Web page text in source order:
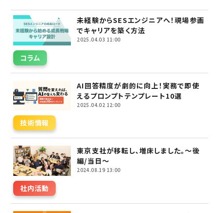
未経験からSESエンジニアへ！現場参画
でキャリアを築く方法
2025.04.03 11:00
コラム
AI回答精度が劇的に向上！実務で即使
えるプロンプトテンプレート10選
2025.04.02 12:00
技術情報
東京支社が移転し、増床しました。～後
編/当日～
2024.08.19 13:00
社内活動